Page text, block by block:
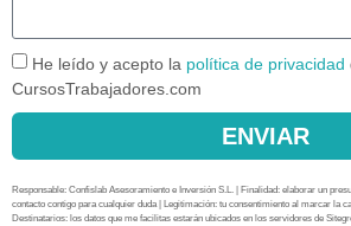
He leído y acepto la política de privacidad
CursosTrabajadores.com
ENVIAR
Responsable: Confislab Asesoramiento e Inversión S.L. | Finalidad: elaborar un
contacto contigo para cualquier duda | Legitimación: tu consentimiento al marcar la
Destinatarios: los datos que me facilitas estarán ubicados en los servidores de